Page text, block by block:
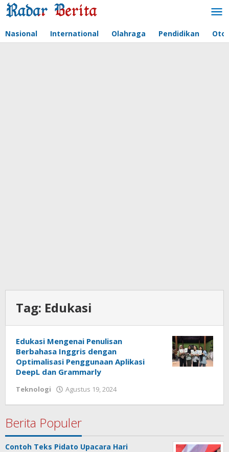
Lewati
ke
Nasional International Olahraga Pendidikan
Tag: Edukasi
Edukasi Mengenai Penulisan
Berbahasa Inggris dengan
Optimalisasi Penggunaan Aplikasi
DeepL dan Grammarly
Teknologi Agustus 19, 2024
Berita Populer
Contoh Teks Pidato Upacara Hari